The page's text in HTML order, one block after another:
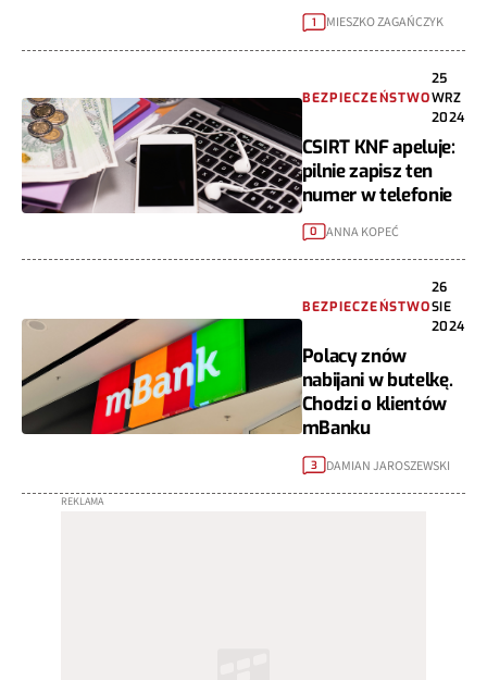
1 MIESZKO ZAGAŃCZYK
BEZPIECZEŃSTWO
25
WRZ
2024
CSIRT KNF apeluje:
pilnie zapisz ten
numer w telefonie
0 ANNA KOPEĆ
BEZPIECZEŃSTWO
26
SIE
2024
Polacy znów
nabijani w butelkę.
Chodzi o klientów
mBanku
3 DAMIAN JAROSZEWSKI